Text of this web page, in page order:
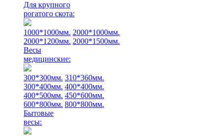
Для крупного
рогатого скота:
1000*1000мм. 2000*1000мм.
2000*1200мм. 2000*1500мм.
Весы
медицинские:
300*300мм. 310*360мм.
300*400мм. 400*400мм.
400*500мм. 450*600мм.
600*800мм. 800*800мм.
Бытовые
весы: